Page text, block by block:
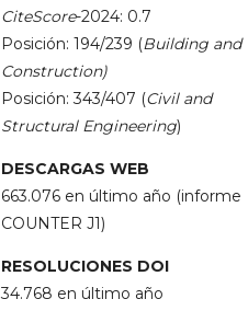
CiteScore-2024: 0.7
Posición: 194/239 (Building and
Construction)
Posición: 343/407 (Civil and
Structural Engineering)
DESCARGAS WEB
663.076 en último año (informe
COUNTER J1)
RESOLUCIONES DOI
34.768 en último año